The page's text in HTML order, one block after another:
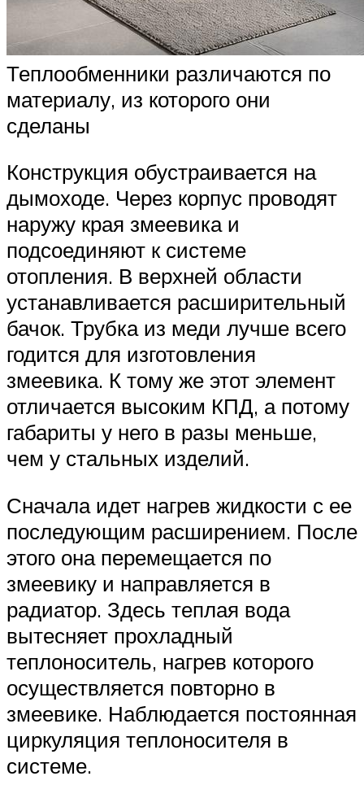
Теплообменники различаются по
материалу, из которого они
сделаны
Конструкция обустраивается на
дымоходе. Через корпус проводят
наружу края змеевика и
подсоединяют к системе
отопления. В верхней области
устанавливается расширительный
бачок. Трубка из меди лучше всего
годится для изготовления
змеевика. К тому же этот элемент
отличается высоким КПД, а потому
габариты у него в разы меньше,
чем у стальных изделий.
Сначала идет нагрев жидкости с ее
последующим расширением. После
этого она перемещается по
змеевику и направляется в
радиатор. Здесь теплая вода
вытесняет прохладный
теплоноситель, нагрев которого
осуществляется повторно в
змеевике. Наблюдается постоянная
циркуляция теплоносителя в
системе.